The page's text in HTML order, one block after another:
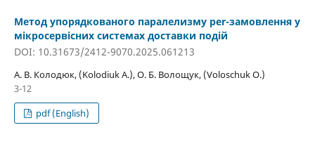
Метод упорядкованого паралелизму per-замовлення у
мікросервісних системах доставки подій
DOI: 10.31673/2412-9070.2025.061213
А. В. Колодюк, (Kolodiuk A.), О. Б. Волощук, (Voloschuk O.)
3-12
pdf (English)